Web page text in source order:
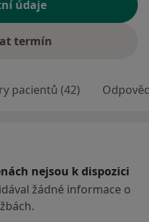
údaje
termín
pacientů (42)
nejsou k dispozici
žádné informace o